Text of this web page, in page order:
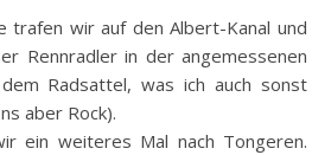
trafen wir auf den Albert-Kanal und
Rennradler in der angemessenen
Radsattel, was ich auch sonst
aber Rock).
ein weiteres Mal nach Tongeren.